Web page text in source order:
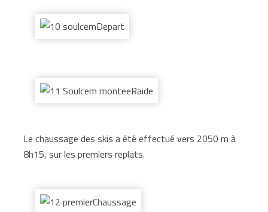
Le chaussage des skis a été effectué vers 2050 m à
8h15, sur les premiers replats.